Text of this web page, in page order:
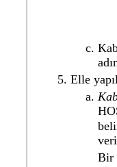
Elle
Bir